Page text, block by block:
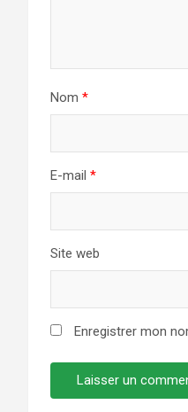
Nom *
E-mail *
Site web
Enregistrer mon